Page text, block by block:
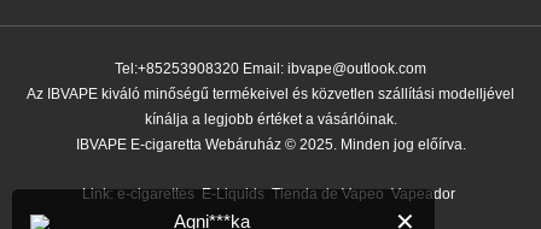
Tel:+85253908320 Email: ibvape@outlook.com
Az IBVAPE kiváló minőségű termékeivel és közvetlen szállítási modelljével
kínálja a legjobb értéket a vásárlóinak.
IBVAPE E-cigaretta Webáruház © 2025. Minden jog előírva.
Link: e-cigarettes E-Liquids Tienda de Vapeo Vapeador
✕
Agni***ka